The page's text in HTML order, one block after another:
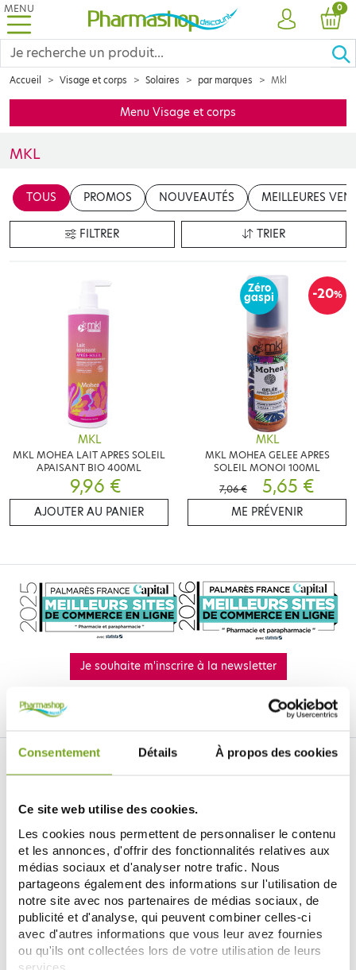
Consentement Détails À propos des cookies
Ce site web utilise des cookies.
Les cookies nous permettent de personnaliser le contenu
et les annonces, d'offrir des fonctionnalités relatives aux
médias sociaux et d'analyser notre trafic. Nous
partageons également des informations sur l'utilisation de
notre site avec nos partenaires de médias sociaux, de
publicité et d'analyse, qui peuvent combiner celles-ci
avec d'autres informations que vous leur avez fournies
ou qu'ils ont collectées lors de votre utilisation de leurs
services.
MENU
COMPTE
0
Accueil Visage et corps Solaires par marques Mkl
Menu Visage et corps
MKL
TOUS PROMOS NOUVEAUTÉS MEILLEURES
FILTRER TRIER
MKL
MKL MOHEA LAIT APRES SOLEIL
APAISANT BIO 400ML
9,96 €
AJOUTER AU PANIER
-20%
Zéro
gaspi
MKL
MKL MOHEA GELEE APRES
SOLEIL MONOI 100ML
7,06 €
5,65 €
ME PRÉVENIR
Je souhaite m'inscrire à la newsletter
Facebook Pinterest Tiktok
LA PARAPHARMACIE EN LIGNE BALDY
LE SITE DE PARAPHARMACIE EN LIGNE
Retrouvez plus de20 000 référencesà prix discount, de
nombreuses offres et promotions ainsi que toutes vos